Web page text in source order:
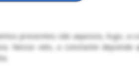
presentes são aquosos, logo, a
Nesse viés, a constante depende